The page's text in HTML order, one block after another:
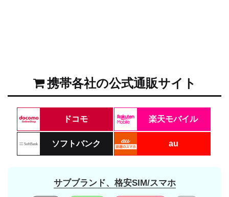
携帯各社の公式通販サイト
ドコモ 楽天モバイル
ソフトバンク au
サブブランド、格安SIM/スマホ